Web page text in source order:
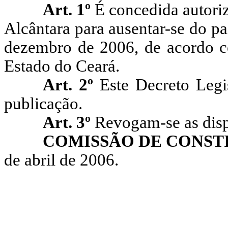
Art. 1º É concedida
Alcântara para ausentar-se do
dezembro de 2006, de acordo
Estado do Ceará.
Art. 2º Este Decreto
publicação.
Art. 3º Revogam-se as
COMISSÃO DE
de abril de 2006.